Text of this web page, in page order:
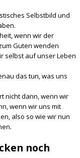
Selbstbild und
wenn wir der
Guten wenden
selbst auf unser Leben
das tun, was uns
nicht dann, wenn wir
wenn wir uns mit
also so wie wir nun
noch